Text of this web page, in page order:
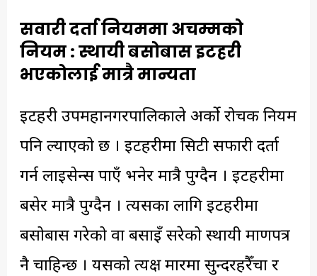
सवारी दर्ता नियममा अचम्मको
नियम:स्थायी बसोबास इटहरी
भएकोलाई मात्रै मान्यता
इटहरी उपमहानगरपालिकाले अर्को रोचक नियम
पनि ल्याएको छ । इटहरीमा सिटी सफारी दर्ता
गर्न लाइसेन्स पाएँ भनेर मात्रै पुग्दैन । इटहरीमा
बसेर मात्रै पुग्दैन । त्यसका लागि इटहरीमा
बसोबास गरेको वा बसाइँ सरेको स्थायी प्रमाणपत्र
नै चाहिन्छ । यसको प्रत्यक्ष मारमा सुन्दरहरैँचा र